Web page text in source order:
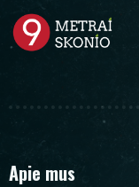
Apie mus